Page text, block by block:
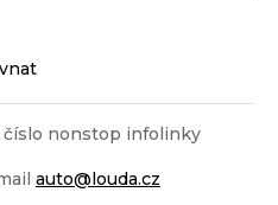
číslo nonstop infolinky
auto@louda.cz